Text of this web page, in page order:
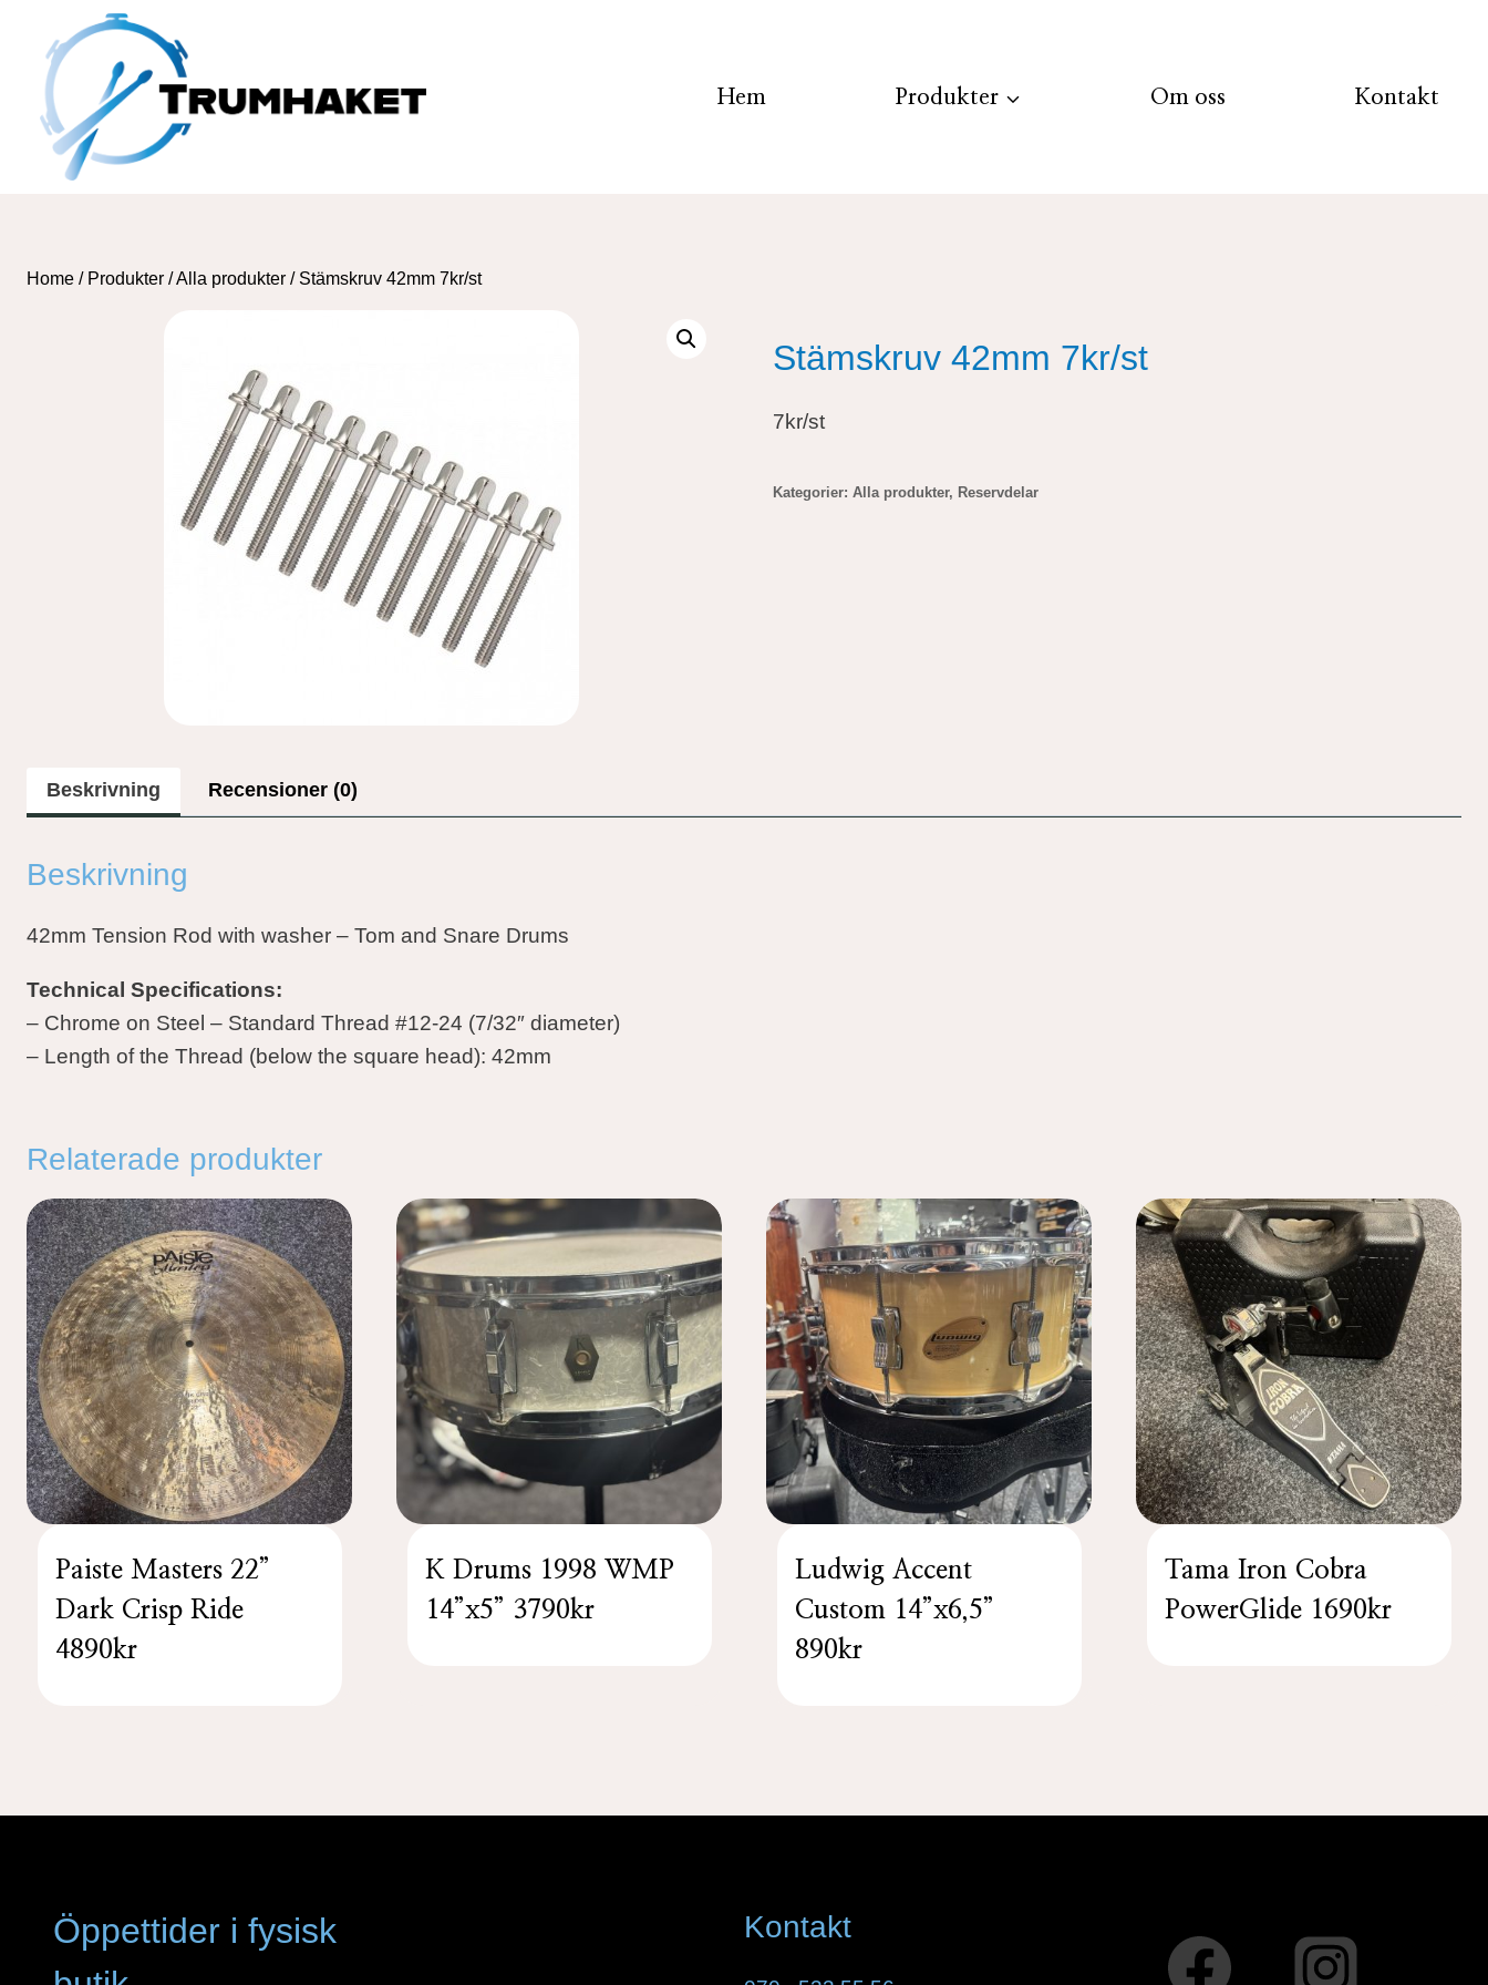
content
Hem Produkter Om oss Kontakt
Home / Produkter /Alla produkter / Stämskruv 42mm 7kr/st
Stämskruv 42mm 7kr/st
7kr/st
Kategorier: Alla produkter, Reservdelar
Beskrivning Recensioner (0)
Beskrivning
42mm Tension Rod with washer – Tom and Snare Drums
Technical Specifications:
– Chrome on Steel – Standard Thread #12-24 (7/32″ diameter)
– Length of the Thread (below the square head): 42mm
Relaterade produkter
Paiste Masters 22”
Dark Crisp Ride
4890kr
K Drums 1998 WMP
14”x5” 3790kr
Ludwig Accent
Custom 14”x6,5”
890kr
Tama Iron Cobra
PowerGlide 1690kr
Öppettider i fysisk
Kontakt